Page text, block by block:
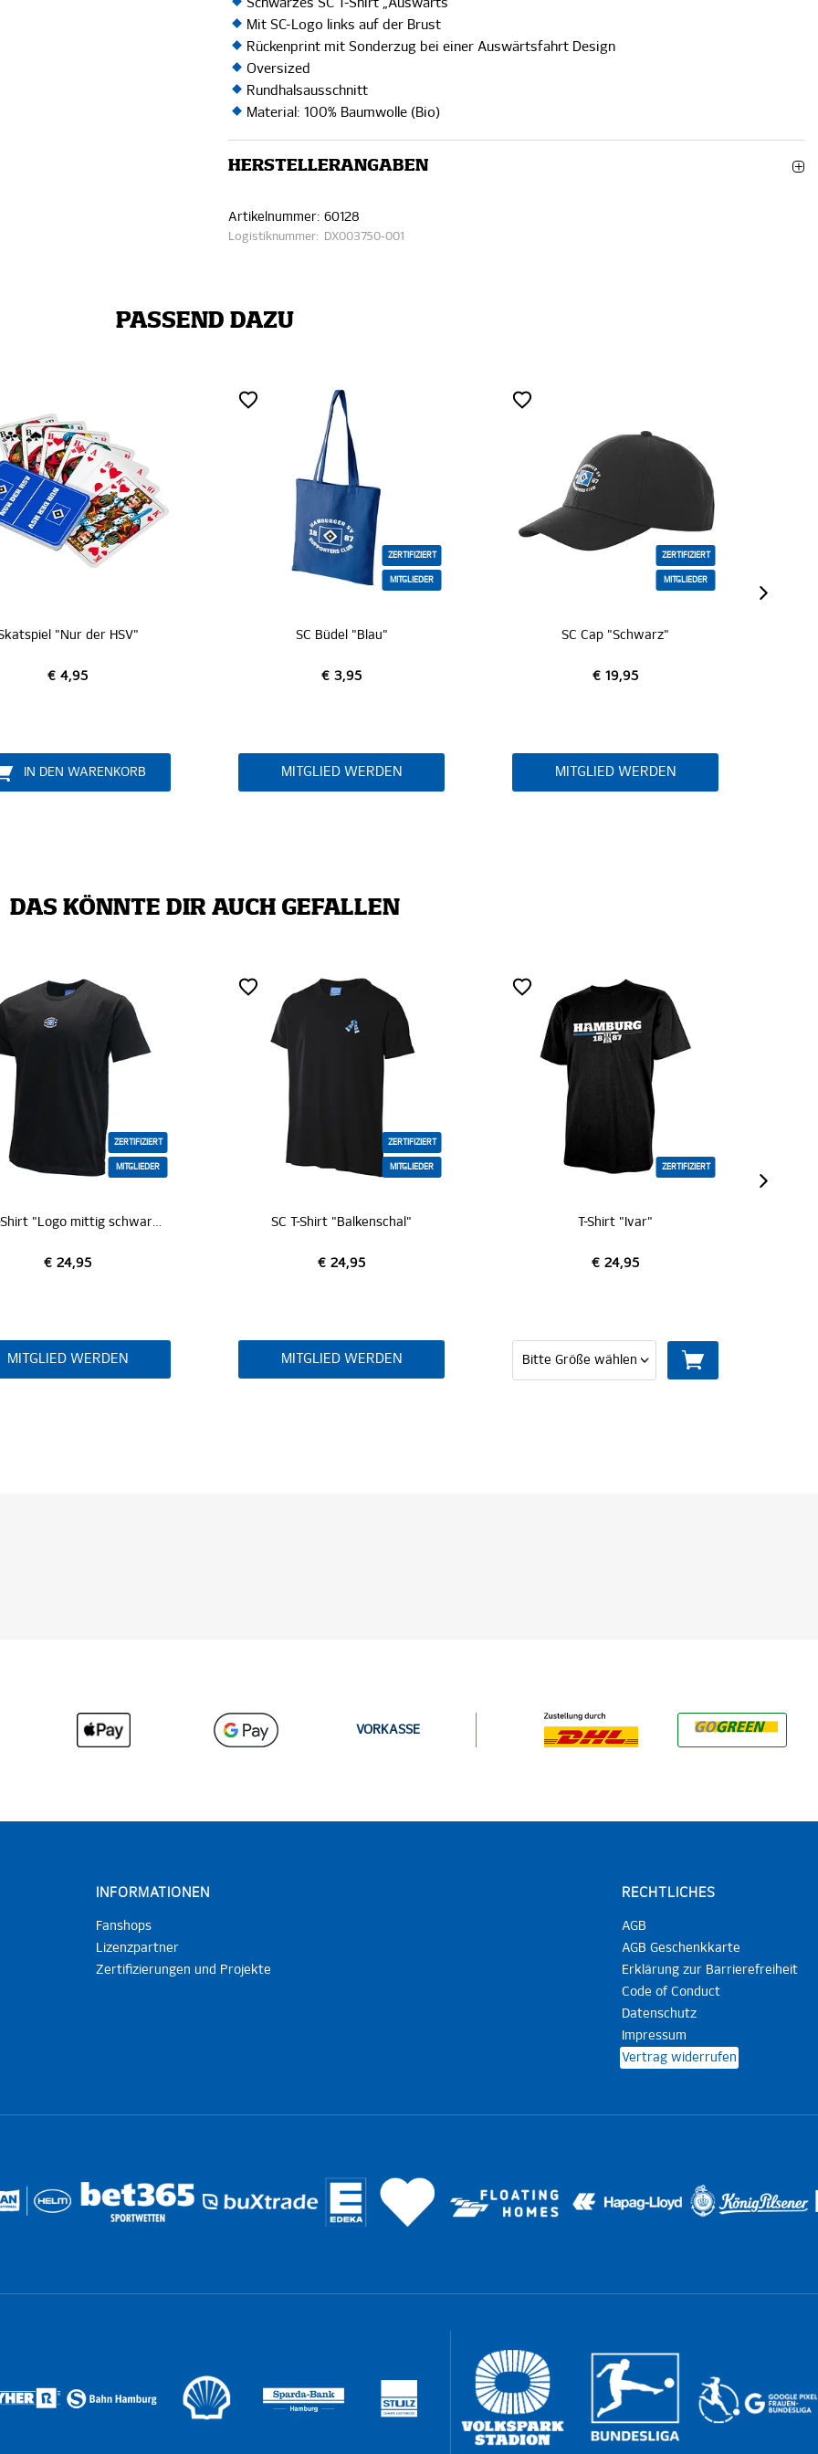
Schwarzes SC T-Shirt „Auswärts“
Mit SC-Logo links auf der Brust
Rückenprint mit Sonderzug bei einer Auswärtsfahrt Design
Oversized
Rundhalsausschnitt
Material: 100% Baumwolle (Bio)
HERSTELLERANGABEN
Artikelnummer: 60128
Logistiknummer: DX003750-001
PASSEND DAZU
HSV"
ZERTIFIZIERT
MITGLIEDER
SC Büdel "Blau"
MITGLIED WERDEN
SC Cap "Schwarz"
MITGLIED WERDEN
DAS KÖNNTE DIR AUCH GEFALLEN
ZERTIFIZIERT
MITGLIEDER
SC T-Shirt "Balkenschal"
€ 24,95
MITGLIED WERDEN
ZERTIFIZIERT
T-Shirt "Ivar"
€ 24,95
MITGLIEDER
SC T-Shirt Kids "Meine Stadt"
€ 19,95
MITGLIED WERDEN
VORKASSE
INFORMATIONEN
Fanshops
Lizenzpartner
Zertifizierungen und Projekte
RECHTLICHES
AGB
AGB Geschenkkarte
Erklärung zur Barrierefreiheit
Code of Conduct
Datenschutz
Impressum
Vertrag widerrufen